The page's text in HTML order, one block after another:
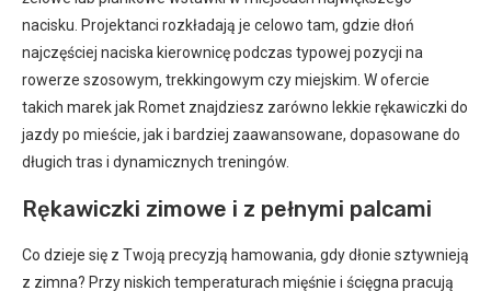
nacisku. Projektanci rozkładają je celowo tam, gdzie dłoń
najczęściej naciska kierownicę podczas typowej pozycji na
rowerze szosowym, trekkingowym czy miejskim. W ofercie
takich marek jak Romet znajdziesz zarówno lekkie rękawiczki do
jazdy po mieście, jak i bardziej zaawansowane, dopasowane do
długich tras i dynamicznych treningów.
Rękawiczki zimowe i z pełnymi palcami
Co dzieje się z Twoją precyzją hamowania, gdy dłonie sztywnieją
z zimna? Przy niskich temperaturach mięśnie i ścięgna pracują